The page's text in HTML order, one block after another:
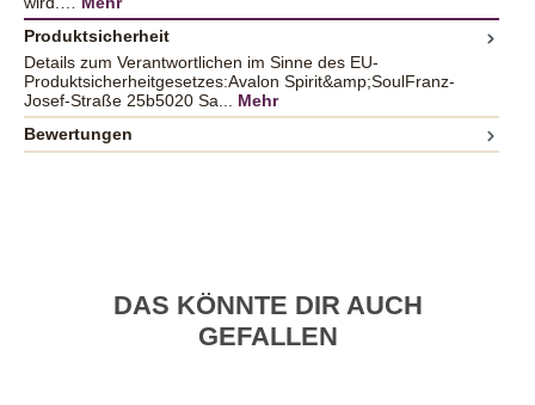
Produktsicherheit
Details zum Verantwortlichen im Sinne des EU-
Produktsicherheitgesetzes:Avalon Spirit&amp;SoulFranz-
Josef-Straße 25b5020 Sa... Mehr
Bewertungen
DAS KÖNNTE DIR AUCH
GEFALLEN